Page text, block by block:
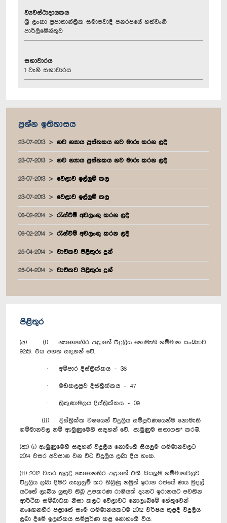
ව්‍යවස්ථාදායකය
ශ්‍රී ලංකා ප්‍රජාතාන්ත්‍රික සමාජවාදී ජනරජයේ හත්වැනි
පාර්ලිමේන්තුව
සභාවාරය
1 වැනි සභාවාරය
ප්‍රශ්න ඉතිහාසය
23-07-2013 නව න්‍යාය පුස්තකය නව මාරු කරන ලදී
23-07-2013 නව න්‍යාය පුස්තකය නව මාරු කරන ලදී
23-07-2013 වෙලාව ඉල්ලුම් කල
23-07-2013 වෙලාව ඉල්ලුම් කල
06-02-2014 රැස්වීම් අවලංගු කරන ලදී
06-02-2014 රැස්වීම් අවලංගු කරන ලදී
25-04-2014 වාචිකව පිළිතුරු දුන්
25-04-2014 වාචිකව පිළිතුරු දුන්
පිළිතුර
(අ) (i) නැ‍ඟෙනහිර පළාතේ විදුලිය නොමැති ගම්මාන සංඛ්‍යාව
92කි. එය පහත සඳහන් වේ.
· අම්පාර දිස්ත්‍රික්කය - 36
· මඩකලපුව දිස්ත්‍රික්කය - 47
· ත්‍රිකුණාමලය දිස්ත්‍රික්කය - 09
(ii) දිස්ත්‍රික්ක වශයෙන් විදුලිය සම්පූර්ණයෙන්ම නොමැති
ගම්මානවල නම් ඇමුණුමෙහි සඳහන් වේ. ඇමුණුම සභාගත* කරමි.
(ආ) (i) ඇමුණුමෙහි සඳහන් විදුලිය නොමැති සියලුම ගම්මානවලට
2014 වසර අවසාන වන විට විදුලිය ලබා දිය හැක.
(ii) 2012 වසර තුළදී නැ‍ඟෙනහිර පළාතේ එකී සියලුම ගම්මානවලට
විදුලිය ලබා දීමට සැලසුම් කර තිබුණු නමුත් ඉරාන රජයේ ණය මුදල්
යටතේ ලැබිය යුතුව තිබූ උපකරණ රාශියක් දැනට ඉරානයට පවතින
ආර්ථික සම්බාධක නිසා කලට වේලාවට නොලැබීමේ හේතුවෙන්
නැ‍ඟෙනහිර පළාතේ සෑම ගම්මානයකටම 2012 වර්ෂය තුළදී විදුලිය
ලබා දීමේ ඉලක්කය සම්පූර්ණ කළ නොහැකි විය.